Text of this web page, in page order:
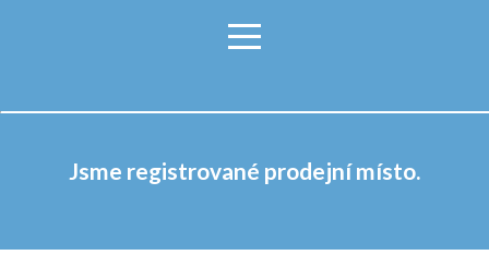
Jsme registrované prodejní místo.